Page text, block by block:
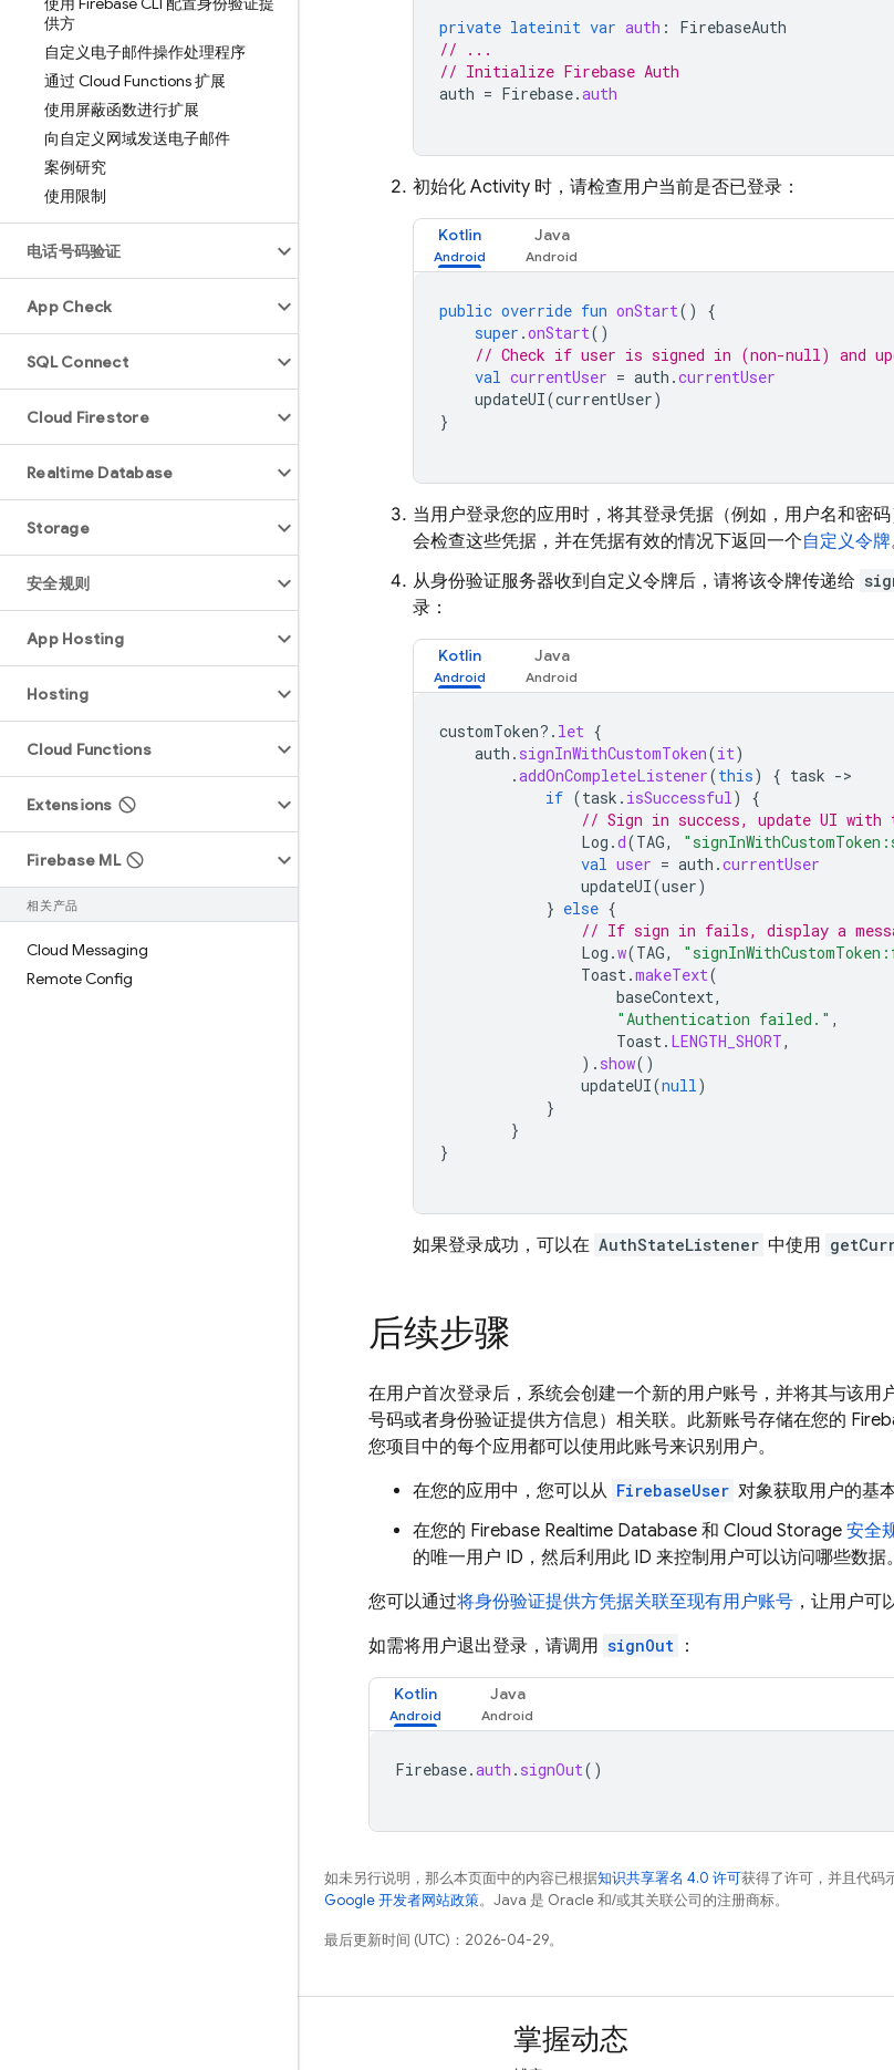
供方
自定义电子邮件操作处理程序
通过 Cloud Functions 扩展
使用屏蔽函数进行扩展
向自定义网域发送电子邮件
案例研究
使用限制
电话号码验证
App Check
SQL Connect
Cloud Firestore
Realtime Database
Storage
安全规则
App Hosting
Hosting
Cloud Functions
Extensions
Firebase ML
相关产品
Cloud Messaging
Remote Config
private lateinit var auth :
FirebaseAuth
// ...
// Initialize Firebase Auth
auth = Firebase.auth
初始化 Activity 时，请检查用户当前是否已登录：
Kotlin Java
public override fun onStart()
{
super .onStart()
// Check if user is signed in (non-null) and
val currentUser = auth .currentUser
updateUI(currentUser)
}
当用户登录您的应用时，将其登录凭据（例如，用户名和密
会检查这些凭据，并在凭据有效的情况下返回一个自定义令牌
从身份验证服务器收到自定义令牌后，请将该令牌传递给
录：
Kotlin Java
customToken?. let {
auth . signInWithCustomToken(it)
.addOnCompleteListener(this) { task -
if (task . isSuccessful)
{
// Sign in success, update UI
Log .d(TAG,
val user = auth .currentUser
updateUI(user)
} else {
// If sign in fails, display a
Log .w(TAG,
Toast.makeText(
baseContext,
"Authentication failed." ,
Toast. LENGTH_SHORT,
). show()
updateUI(null)
}
}
}
如果登录成功，可以在 AuthStateListener 中使用
后续步骤
在用户首次登录后，系统会创建一个新的用户账号，并将其与该用
号码或者身份验证提供方信息）相关联。此新账号存储在您的
您项目中的每个应用都可以使用此账号来识别用户。
在您的应用中，您可以从 FirebaseUser 对象获取用户的基
在您的 Firebase Realtime Database 和 Cloud Storage 安全
的唯一用户 ID，然后利用此 ID 来控制用户可以访问哪些数据。
您可以通过将身份验证提供方凭据关联至现有用户账号 ，让用户可
如需将用户退出登录，请调用 signOut ：
Kotlin Java
Firebase.auth . signOut()
如未另行说明，那么本页面中的内容已根据知识共享署名 4.0 许可获得了许可，并且代码
Google 开发者网站政策。Java 是 Oracle 和/或其关联公司的注册商标。
最后更新时间 (UTC)：2026-04-29。
掌握动态